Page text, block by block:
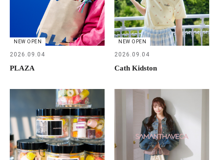
NEW OPEN
2026.09.04
PLAZA
NEW OPEN
2026.09.04
Cath Kidston